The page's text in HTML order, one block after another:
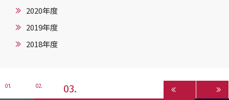
2020年度
2019年度
2018年度
1 2 3